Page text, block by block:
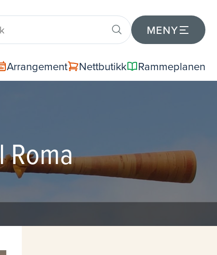
MENY
Arrangement Nettbutikk Rammeplanen